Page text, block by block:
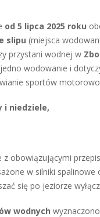
od 5 lipca 2025 roku
slipu (miejsca
przystani wodnej w
wodowanie i
sportów
i niedziele,
z obowiązującymi
w silniki spalinowe
się po jeziorze
wodnych wyznaczono